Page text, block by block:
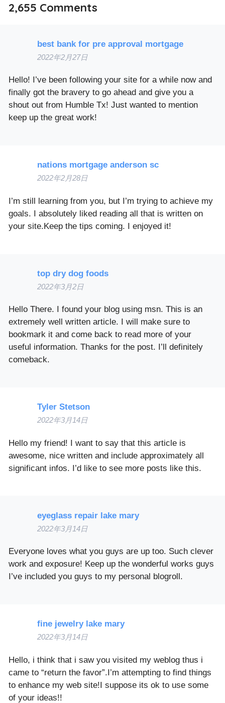
2,655 Comments
best bank for pre approval mortgage
2022年2月27日
Hello! I’ve been following your site for a while now and
finally got the bravery to go ahead and give you a
shout out from Humble Tx! Just wanted to mention
keep up the great work!
nations mortgage anderson sc
2022年2月28日
I’m still learning from you, but I’m trying to achieve my
goals. I absolutely liked reading all that is written on
your site.Keep the tips coming. I enjoyed it!
top dry dog foods
2022年3月2日
Hello There. I found your blog using msn. This is an
extremely well written article. I will make sure to
bookmark it and come back to read more of your
useful information. Thanks for the post. I’ll definitely
comeback.
Tyler Stetson
2022年3月14日
Hello my friend! I want to say that this article is
awesome, nice written and include approximately all
significant infos. I’d like to see more posts like this.
eyeglass repair lake mary
2022年3月14日
Everyone loves what you guys are up too. Such clever
work and exposure! Keep up the wonderful works guys
I’ve included you guys to my personal blogroll.
fine jewelry lake mary
2022年3月14日
Hello, i think that i saw you visited my weblog thus i
came to “return the favor”.I’m attempting to find things
to enhance my web site!I suppose its ok to use some
of your ideas!!